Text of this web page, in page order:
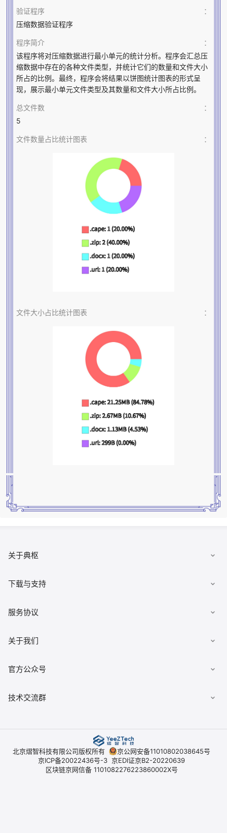
验证程序
：
压缩数据验证程序
程序简介
：
该程序将对压缩数据进行最小单元的统计分析。程序会汇总压
缩数据中存在的各种文件类型，并统计它们的数量和文件大小
所占的比例。最终，程序会将结果以饼图统计图表的形式呈
现，展示最小单元文件类型及其数量和文件大小所占比例。
总文件数
：
5
文件数量占比统计图表 ：
文件大小占比统计图表 ：
关于典枢
数据集市
有求必应
下载与支持
下载客户端
佣金查询
服务协议
《用户协议》
《平台开户协议》
关于我们
公司简介
官方公众号
技术交流群
北京熠智科技有限公司版权所有
京公网安备11010802038645号
京ICP备20022436号-3 京EDI证京B2-20220639
区块链京网信备 1101082276223860002X号